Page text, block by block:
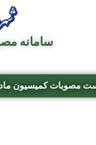
سامانه
مصوبات کمیسیون ماده